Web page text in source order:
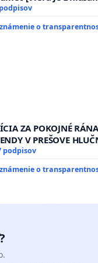
Saliby.
orgánom verejnej
15, 831 04
o
ZA POKOJNÉ
V PREŠOVE
PRÁCE V
CIEĽ 8.00 – 18.00
podpisov
o